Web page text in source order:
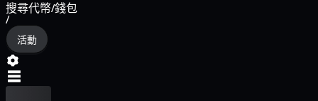
搜尋代幣/錢包
/
活動